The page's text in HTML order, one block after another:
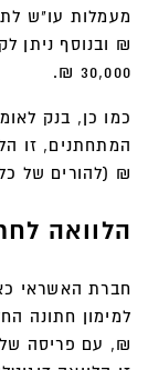
₪ ובנוסף ניתן
30,000 ₪.
כמו כן, בנק
₪ (להורים של כל
הלוואה
חברת האשראי